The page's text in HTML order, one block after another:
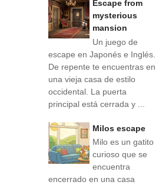
Escape from
mysterious
mansion
Un juego de
escape en Japonés e Inglés.
De repente te encuentras en
una vieja casa de estilo
occidental. La puerta
principal está cerrada y ...
Milos escape
Milo es un gatito
curioso que se
encuentra
encerrado en una casa